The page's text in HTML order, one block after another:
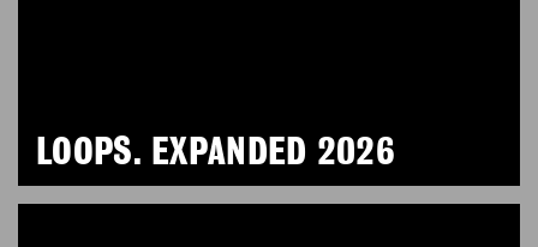
LOOPS. EXPANDED 2026